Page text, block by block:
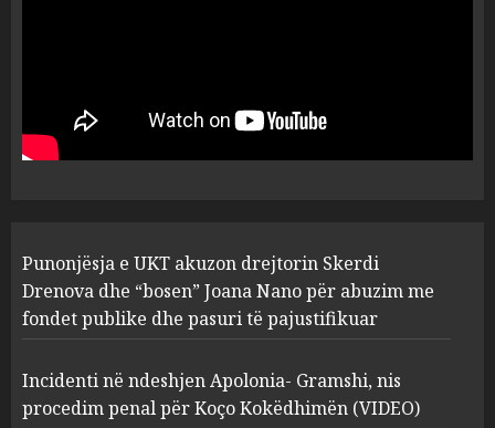
1
“bosen” Joana Nano për
abuzim me fondet publike dhe
pasuri të pajustifikuar
2
Apolonia- Gramshi, nis
procedim penal për Koço
Kokëdhimën (VIDEO)
MARCH 27, 2025
FOTO/ Persona të maskuar
Punonjësja e UKT akuzon drejtorin Skerdi
Drenova dhe “bosen” Joana Nano për abuzim me
fondet publike dhe pasuri të pajustifikuar
Incidenti në ndeshjen Apolonia- Gramshi, nis
procedim penal për Koço Kokëdhimën (VIDEO)